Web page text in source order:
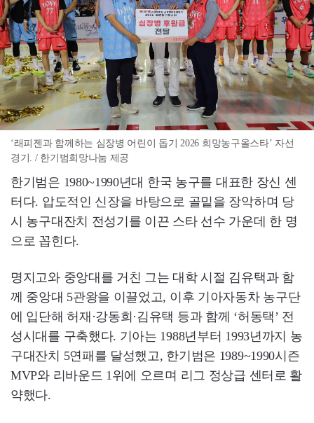
‘래피젠과 함께하는 심장병 어린이 돕기 2026 희망농구올스타’ 자선
경기. / 한기범희망나눔 제공
한기범은 1980~1990년대 한국 농구를 대표한 장신 센
터다. 압도적인 신장을 바탕으로 골밑을 장악하며 당
시 농구대잔치 전성기를 이끈 스타 선수 가운데 한 명
으로 꼽힌다.
명지고와 중앙대를 거친 그는 대학 시절 김유택과 함
께 중앙대 5관왕을 이끌었고, 이후 기아자동차 농구단
에 입단해 허재·강동희·김유택 등과 함께 ‘허동택’ 전
성시대를 구축했다. 기아는 1988년부터 1993년까지 농
구대잔치 5연패를 달성했고, 한기범은 1989~1990시즌
MVP와 리바운드 1위에 오르며 리그 정상급 센터로 활
약했다.